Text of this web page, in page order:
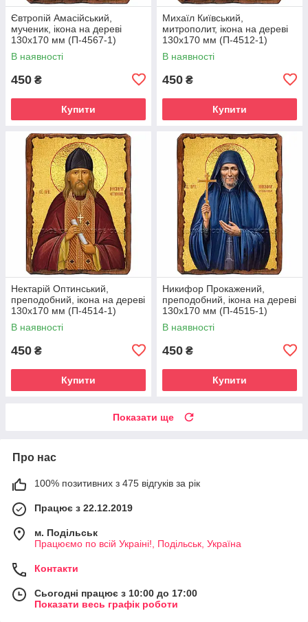
Євтропій Амасійський,
мученик, ікона на дереві
130х170 мм (П-4567-1)
В наявності
450 ₴
Купити
Михаїл Київський,
митрополит, ікона на дереві
130х170 мм (П-4512-1)
В наявності
450 ₴
Купити
Нектарій Оптинський,
преподобний, ікона на дереві
130х170 мм (П-4514-1)
В наявності
450 ₴
Купити
Никифор Прокажений,
преподобний, ікона на дереві
130х170 мм (П-4515-1)
В наявності
450 ₴
Купити
Показати ще
Про нас
100% позитивних з 475 відгуків за рік
Працює з 22.12.2019
м. Подільськ
Працюємо по всій Украіні!, Подільськ, Україна
Контакти
Сьогодні працює з 10:00 до 17:00
Показати весь графік роботи